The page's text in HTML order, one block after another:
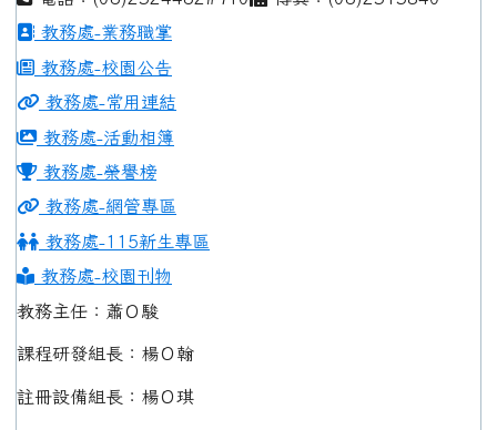
教務處-業務職掌
教務處-校園公告
教務處-常用連結
教務處-活動相簿
教務處-榮譽榜
教務處-網管專區
教務處-115新生專區
教務處-校園刊物
教務主任：蕭Ｏ駿
課程研發組長：楊Ｏ翰
註冊設備組長：楊Ｏ琪